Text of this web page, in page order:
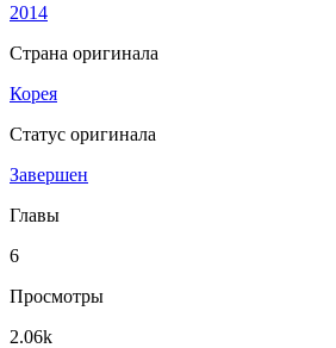
2014
Страна оригинала
Корея
Статус оригинала
Завершен
Главы
6
Просмотры
2.06k